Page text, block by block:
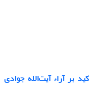
بر آراء آیت‌الله جوادی